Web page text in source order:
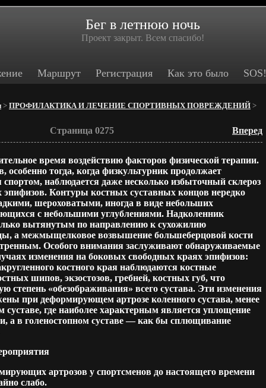
Бег в летнюю ночь
Проект закрыт. Всем спасибо!
Маршрут Регистрация Как это было SOS!
> ПРОФИЛАКТИКА И ЛЕЧЕНИЕ СПОРТИВНЫХ ПОВРЕЖДЕНИЙ >
Страница 0275 Вперед
время воздействию факторов физической терапии.
особенно тогда, когда физкультурник продолжает
спортом, наблюдается даже несколько избыточный склероз
эпифизов. Контуры костных суставных концов нередко
шероховатыми, иногда в виде небольших
с небольшими углублениями. Надколенник
вытянутым по направлению к сухожилию
а межмыщелковое возвышение большеберцовой кости
Особого внимания заслуживают обнаруживаемые
изменения на боковых свободных краях эпифизов:
костного края наблюдаются костные
шипов, экзостозов, гребней, костных губ, что
степень «обезображивания» всего сустава. Эти изменения
при деформирующем артрозе коленного сустава, менее
где наиболее характерным является уплощение
а в голеностопном суставе — как бы сплющивание
артрозов у спортсменов до настоящего времени
слабо.